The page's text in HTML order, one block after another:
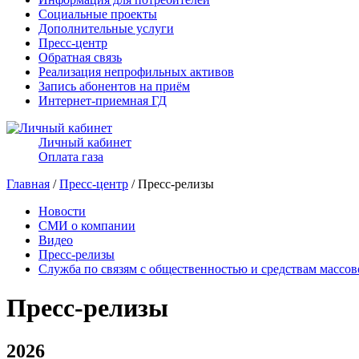
Социальные проекты
Дополнительные услуги
Пресс-центр
Обратная связь
Реализация непрофильных активов
Запись абонентов на приём
Интернет-приемная ГД
Личный кабинет
Оплата газа
Главная /Пресс-центр / Пресс-релизы
Новости
СМИ о компании
Видео
Пресс-релизы
Служба по связям с общественностью и средствам
Пресс-релизы
2026